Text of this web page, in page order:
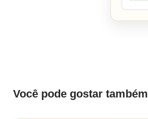
Você pode gostar também